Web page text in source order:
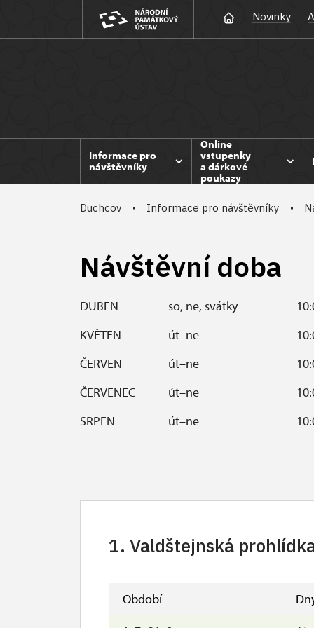
Novinky
Informace pro
návštěvníky
Online
vstupenky
a dárkové
poukazy
Duchcov Informace pro návštěvníky
Návštěvní doba
DUBEN so, ne, svátky
KVĚTEN
út–ne
ČERVEN
út–ne
ČERVENEC
út–ne
SRPEN
út–ne
Polední přestávka v zámecké
Prohlídka se koná, pokud jsou
Návštěvní doba okruhu "Pavilon
doporučujeme tel. rezervaci.
1. Valdštejnská
Období